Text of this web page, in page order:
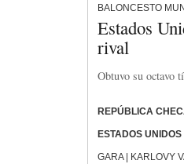
BALONCESTO
Estados
rival
Obtuvo su octavo
REPÚBLICA
ESTADOS UNIDOS
GARA | KARLOVY